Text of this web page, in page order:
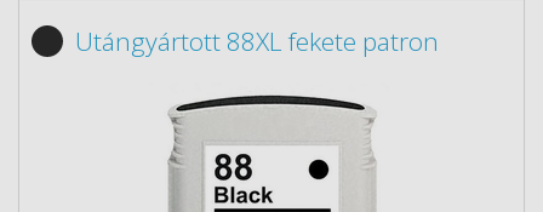
Utángyártott 88XL fekete patron